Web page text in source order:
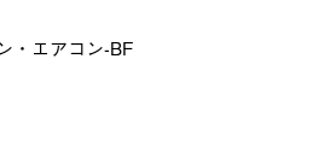
・エアコン-BF